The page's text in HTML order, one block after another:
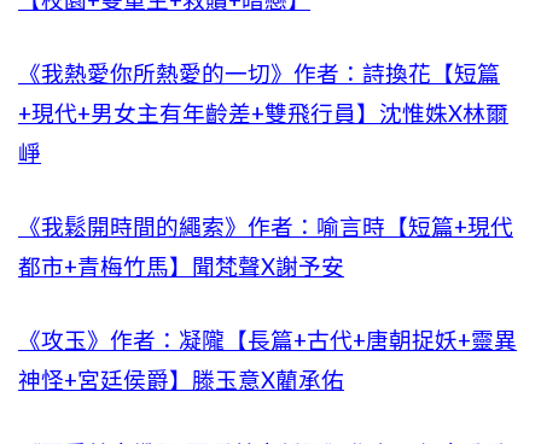
《我熱愛你所熱愛的一切》作者：詩換花【短篇
+現代+男女主有年齡差+雙飛行員】沈惟姝X林爾
崢
《我鬆開時間的繩索》作者：喻言時【短篇+現代
都市+青梅竹馬】聞梵聲X謝予安
《攻玉》作者：凝隴【長篇+古代+唐朝捉妖+靈異
神怪+宮廷侯爵】滕玉意X藺承佑